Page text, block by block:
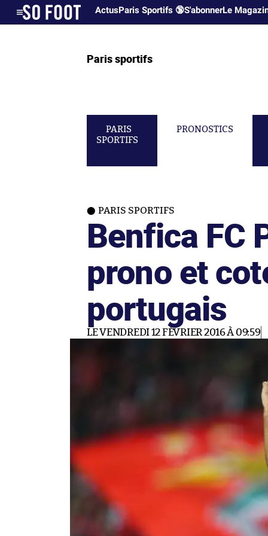
ActusParis Sportifs 🔞S'abonnerLe
Paris sportifs
PARIS
SPORTIFS
PRONOSTICS
PARIS SPORTIFS
Benfica FC
prono et
portugais
LE VENDREDI 12 FÉVRIER 2016 À 09:59